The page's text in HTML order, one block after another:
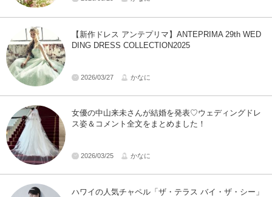
【新作ドレス アンテプリマ】ANTEPRIMA 29th WED
DING DRESS COLLECTION2025
2026/03/27 かなに
女優の中山来未さんが結婚を発表♡ウェディングドレ
ス姿＆コメント全文をまとめました！
2026/03/25 かなに
ハワイの人気チャペル「ザ・テラス バイ・ザ・シー」